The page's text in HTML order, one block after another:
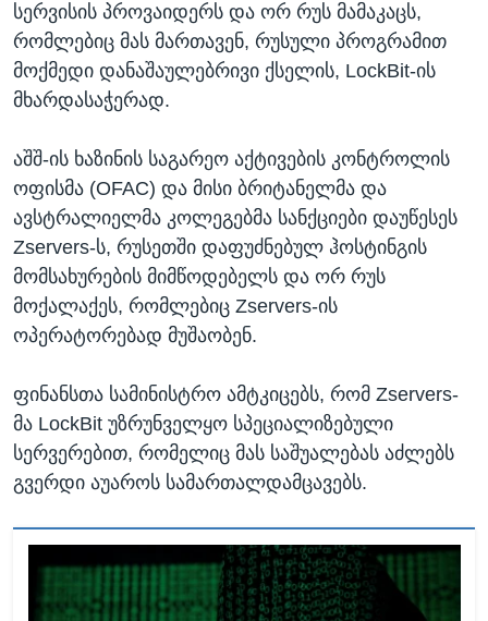
სერვისის პროვაიდერს და ორ რუს მამაკაცს,
რომლებიც მას მართავენ, რუსული პროგრამით
მოქმედი დანაშაულებრივი ქსელის, LockBit-ის
მხარდასაჭერად.
აშშ-ის ხაზინის საგარეო აქტივების კონტროლის
ოფისმა (OFAC) და მისი ბრიტანელმა და
ავსტრალიელმა კოლეგებმა სანქციები დაუწესეს
Zservers-ს, რუსეთში დაფუძნებულ ჰოსტინგის
მომსახურების მიმწოდებელს და ორ რუს
მოქალაქეს, რომლებიც Zservers-ის
ოპერატორებად მუშაობენ.
ფინანსთა სამინისტრო ამტკიცებს, რომ Zservers-
მა LockBit უზრუნველყო სპეციალიზებული
სერვერებით, რომელიც მას საშუალებას აძლებს
გვერდი აუაროს სამართალდამცავებს.